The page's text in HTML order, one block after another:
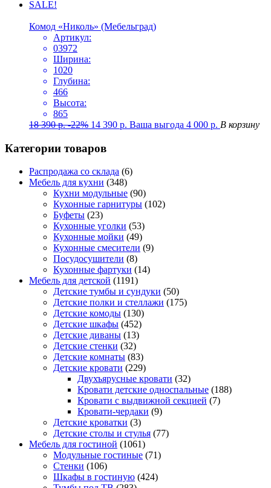
SALE!
Комод «Николь» (Мебельград)
Артикул:
03972
Ширина:
1020
Глубина:
466
Высота:
865
18 390р. -22% 14 390 р. Ваша выгода 4 000 р. В корзину
Категории товаров
Распродажа со склада (6)
Мебель для кухни (348)
Кухни модульные (90)
Кухонные гарнитуры (102)
Буфеты (23)
Кухонные уголки (53)
Кухонные мойки (49)
Кухонные смесители (9)
Посудосушители (8)
Кухонные фартуки (14)
Мебель для детской (1191)
Детские тумбы и сундуки (50)
Детские полки и стеллажи (175)
Детские комоды (130)
Детские шкафы (452)
Детские диваны (13)
Детские стенки (32)
Детские комнаты (83)
Детские кровати (229)
Двухъярусные кровати (32)
Кровати детские односпальные (188)
Кровати с выдвижной секцией (7)
Кровати-чердаки (9)
Детские кроватки (3)
Детские столы и стулья (77)
Мебель для гостиной (1061)
Модульные гостиные (71)
Стенки (106)
Шкафы в гостиную (424)